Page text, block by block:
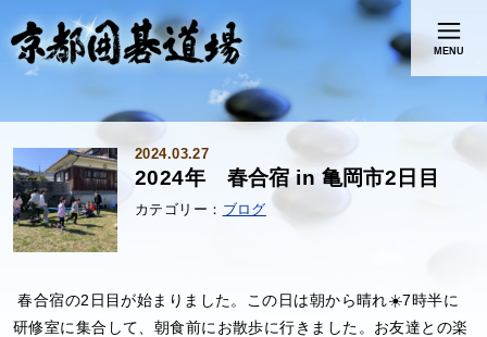
MENU
2024.03.27
2024年 春合宿 in 亀岡市2日目
ブログ
春合宿の2日目が始まりました。この日は朝から晴れ☀️7時半に
研修室に集合して、朝食前にお散歩に行きました。お友達との楽